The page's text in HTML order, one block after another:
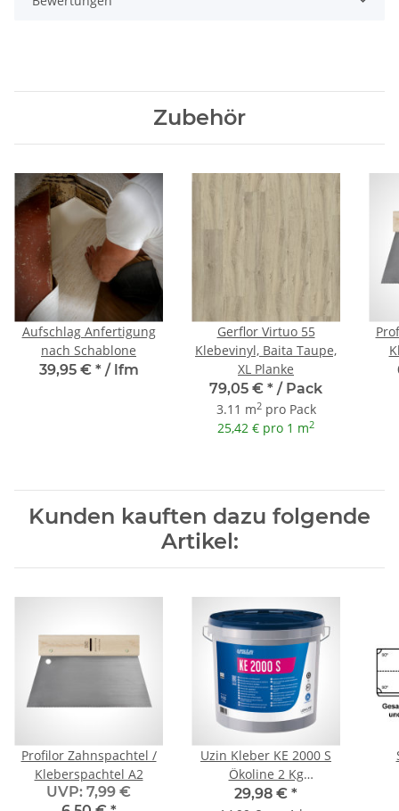
Zubehör
Aufschlag Anfertigung
nach Schablone
39,95 € */ lfm
Gerflor Virtuo 55
Klebevinyl, Baita Taupe,
XL Planke
79,05 € * / Pack
3.11 m2pro Pack
25,42 € pro 1 m2
Kunden kauften dazu folgende
Artikel:
Profilor Zahnspachtel /
Kleberspachtel A2
UVP: 7,99 €
Uzin Kleber KE 2000 S
Ökoline 2 Kg
Dispersionskleber für
29,98 € *